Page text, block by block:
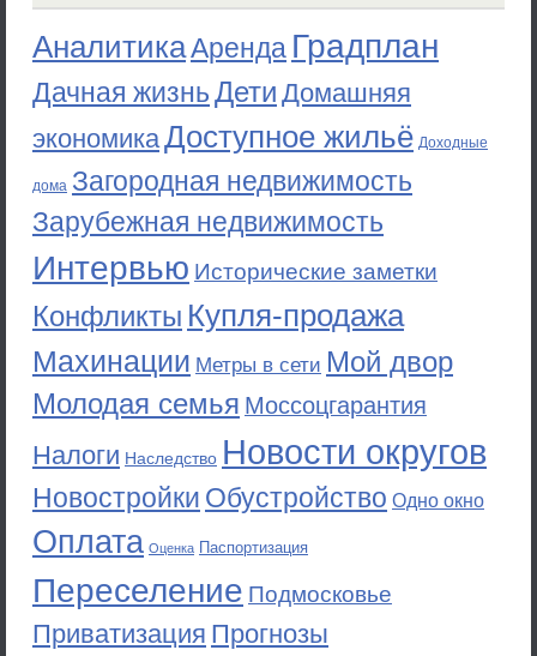
АналитикаАренда Градплан
Дачная жизньДети Домашняя
экономикаДоступное жильё Доходные
дома Загородная недвижимость
Зарубежная недвижимость
Интервью Исторические заметки
Конфликты Купля-продажа
Махинации Метры в сети Мой двор
Молодая семья Моссоцгарантия
Налоги Наследство Новости округов
Новостройки Обустройство Одно окно
Оплата Оценка Паспортизация
Переселение Подмосковье
Приватизация Прогнозы